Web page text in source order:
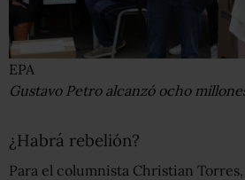
EPA
Gustavo Petro alcanzó ocho
¿Habrá rebelión?
Para el columnista Christian